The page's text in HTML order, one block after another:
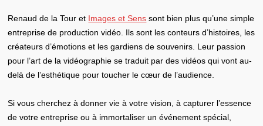
Renaud de la Tour et Images et Sens sont bien plus qu’une simple
entreprise de production vidéo. Ils sont les conteurs d’histoires, les
créateurs d’émotions et les gardiens de souvenirs. Leur passion
pour l’art de la vidéographie se traduit par des vidéos qui vont au-
delà de l’esthétique pour toucher le cœur de l’audience.
Si vous cherchez à donner vie à votre vision, à capturer l’essence
de votre entreprise ou à immortaliser un événement spécial,